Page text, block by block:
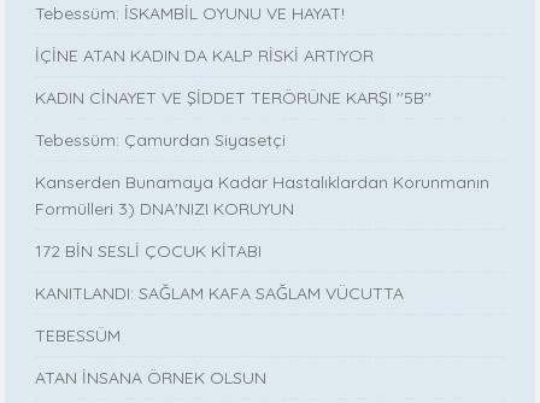
Tebessüm: İSKAMBİL OYUNU VE HAYAT!
İÇİNE ATAN KADIN DA KALP RİSKİ ARTIYOR
KADIN CİNAYET VE ŞİDDET TERÖRÜNE KARŞI ''5B''
Tebessüm: Çamurdan Siyasetçi
Kanserden Bunamaya Kadar Hastalıklardan Korunmanın
Formülleri 3) DNA'NIZI KORUYUN
172 BİN SESLİ ÇOCUK KİTABI
KANITLANDI: SAĞLAM KAFA SAĞLAM VÜCUTTA
TEBESSÜM
ATAN İNSANA ÖRNEK OLSUN